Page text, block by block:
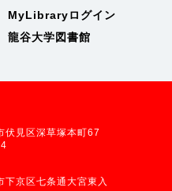
MyLibraryログイン
龍谷大学図書館
見区深草塚本町67
京区七条通大宮東入